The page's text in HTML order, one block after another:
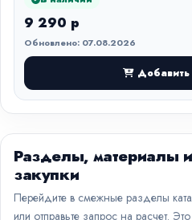
9 290 р
Обновлено: 07.08.2026
Добавить
Разделы, материалы
закупки
Перейдите в смежные разделы
или отправьте запрос на расчет.